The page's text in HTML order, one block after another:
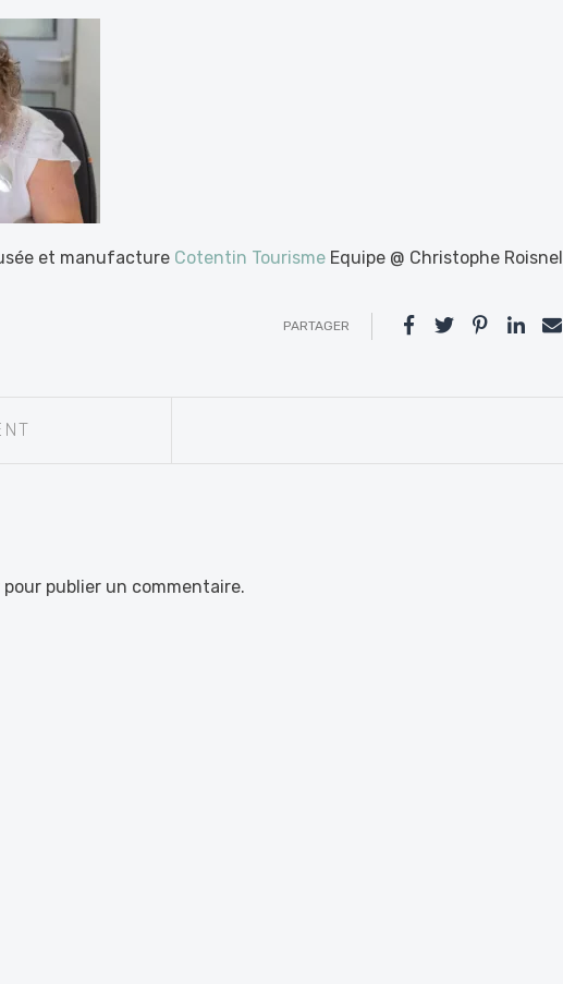
et manufacture Cotentin Tourisme Equipe @ Christophe Roisnel
PARTAGER
pour publier un commentaire.